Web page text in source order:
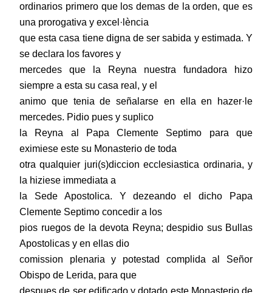
ordinarios primero que los demas de la orden, que es
una prorogativa y excel·lència
que esta casa tiene digna de ser sabida y estimada. Y
se declara los favores y
mercedes que la Reyna nuestra fundadora hizo
siempre a esta su casa real, y el
animo que tenia de señalarse en ella en hazer·le
mercedes. Pidio pues y suplico
la Reyna al Papa Clemente Septimo para que
eximiese este su Monasterio de toda
otra qualquier juri(s)diccion ecclesiastica ordinaria, y
la hiziese immediata a
la Sede Apostolica. Y dezeando el dicho Papa
Clemente Septimo concedir a los
pios ruegos de la devota Reyna; despidio sus Bullas
Apostolicas y en ellas dio
comission plenaria y potestad complida al Señor
Obispo de Lerida, para que
despues de ser edificado y dotado este Monasterio de